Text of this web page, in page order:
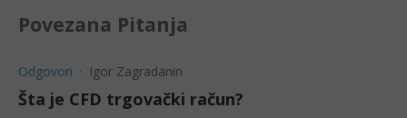
Povezana Pitanja
Odgovori Igor Zagradanin
Šta je CFD trgovački račun?